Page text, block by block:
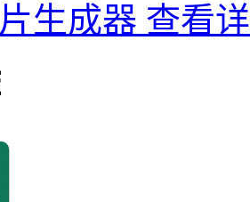
生成器 查看